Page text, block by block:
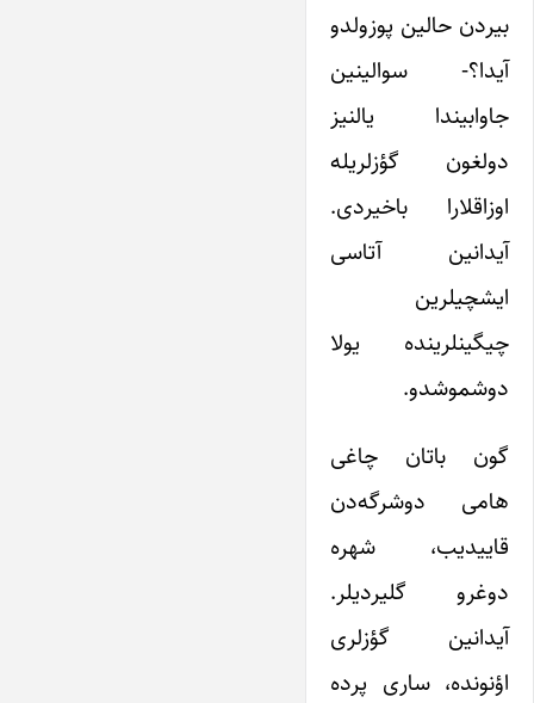
بیردن حالین پوزولدو
آیدا؟- سوالینین
جاوابیندا یالنیز
دولغون گؤزلریله
اوزاقلارا باخیردی.
آیدانین آتاسی
ایشچیلرین
چیگینلرینده یولا
دوشموشدو.
گون باتان چاغی
هامی دوشرگه‌دن
قاییدیب، شهره
دوغرو گلیردیلر.
آیدانین گؤزلری
اؤنونده، ساری پرده